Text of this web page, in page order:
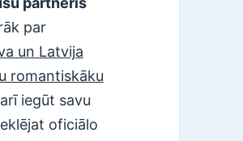
par
un Latvija
romantiskāku
iegūt savu
oficiālo